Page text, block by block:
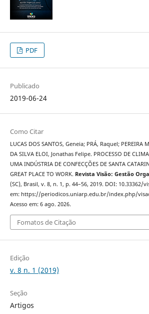
PDF
Publicado
2019-06-24
Como Citar
LUCAS DOS SANTOS, Geneia; PRÁ, Raquel; PEREIRA
DA SILVA ELOI, Jonathas Felipe. PROCESSO DE
UMA INDÚSTRIA DE CONFECÇÕES DE SANTA
GREAT PLACE TO WORK. Revista Visão: Gestão
(SC), Brasil, v. 8, n. 1, p. 44–56, 2019. DOI: 10.33362/
em: https://periodicos.uniarp.edu.br/index.php/
Acesso em: 6 ago. 2026.
Fomatos de Citação
Edição
v. 8 n. 1 (2019)
Seção
Artigos